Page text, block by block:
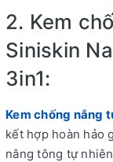
2. Kem
Siniskin
3in1:
Kem chống nắng
kết hợp hoàn hảo
nâng tông tự